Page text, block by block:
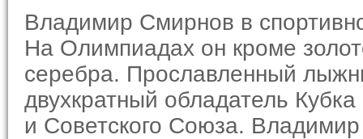
Владимир Смирнов в
На Олимпиадах он кроме
серебра. Прославленный
двухкратный обладатель
и Советского Союза.